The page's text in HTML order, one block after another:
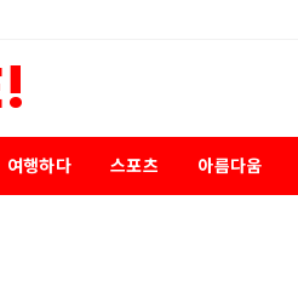
여행하다 스포츠 아름다움